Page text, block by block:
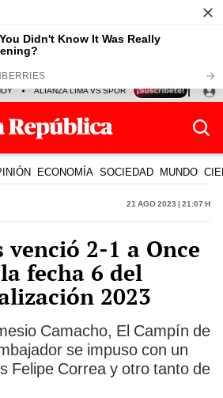
ALIANZA LIMA VS SPORT BOYS JORGE
ECONOMÍA SOCIEDAD MUNDO
21 Ago 2023 | 21:07 h
2-1 a Once
fecha 6 del
2023
Camacho, El Campín de
se impuso con un
Felipe Correa y otro tanto de